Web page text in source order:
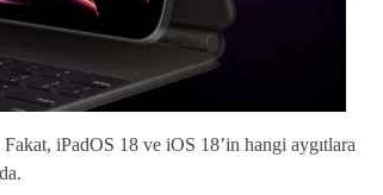
iPadOS 18 ve iOS 18’in hangi aygıtlara